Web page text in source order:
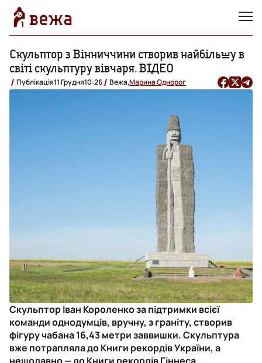
Скульптор з Вінниччини створив найбільшу в
світі скульптуру вівчаря. ВІДЕО
Публікація11 Грудня10:26 Вежа,Марина Однорог
Скульптор Іван Короленко за підтримки всієї
команди однодумців, вручну, з граніту, створив
фігуру чабана 16,43 метри заввишки. Скульптура
вже потрапляла до Книги рекордів України, а